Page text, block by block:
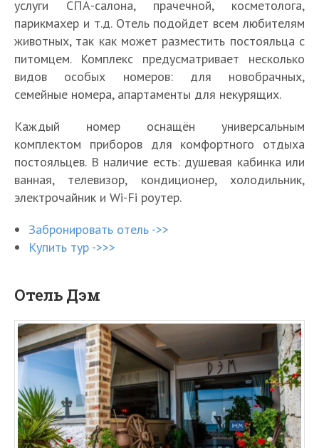
услуги СПА-салона, прачечной, косметолога,
парикмахер и т.д. Отель подойдет всем любителям
животных, так как может разместить постояльца с
питомцем. Комплекс предусматривает несколько
видов особых номеров: для новобрачных,
семейные номера, апартаменты для некурящих.
Каждый номер оснащён универсальным
комплектом приборов для комфортного отдыха
постояльцев. В наличие есть: душевая кабинка или
ванная, телевизор, кондиционер, холодильник,
электрочайник и Wi-Fi роутер.
Забронировать отель ->>
Купить тур ->>>
Отель Дэм